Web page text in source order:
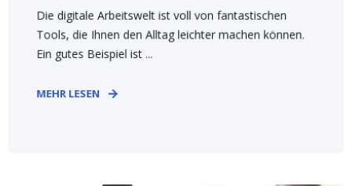
Die digitale Arbeitswelt ist voll von fantastischen
Tools, die Ihnen den Alltag leichter machen können.
Ein gutes Beispiel ist ...
MEHR LESEN